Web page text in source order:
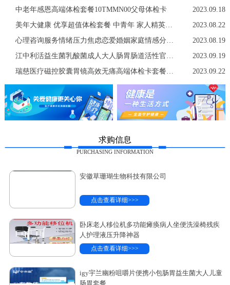
中老年感恩高端体检套餐10TMMN00父母体检卡
2023.09.18
美年大健康 优享超值体检套餐 中青年 家人精英白领
2023.08.22
心理咨询服务情绪压力焦虑恋爱婚姻家庭情感分析亲子教育职场
2023.08.19
江中利活益生菌乳酸菌成人大人肠胃肠道活性官方店非调理冻干粉
2023.09.19
瑞慈医疗磁控胶囊胃镜高效无痛高端体检卡套餐中青老年男女士通用
2023.09.22
求购信息
PURCHASING INFORMATION
安徽草珊瑚生物科技有限公司
点击查看详细>>>
卧床老人移位机多功能瘫痪病人坐便洗澡椅残疾
人护理液压升降神器
点击查看详细>>>
igy宇兰幽粉咀嚼片便携小包肠胃益生菌大人儿童
肠胃套餐